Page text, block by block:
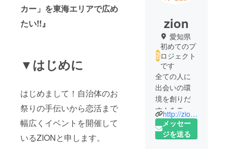
カー」を東海エリアで広め
たい!!』
▼はじめに
はじめまして！自治体のお
祭りの手伝いから恋活まで
幅広くイベントを開催して
いるZIONと申します。
zion
愛知県
初めてのプ
ロジェクト
です
全ての人に
出会いの環
境を創りだ
す！をモッ
トーに様々
な恋活、婚
http://zion-event.com
メッセー
ジを送る